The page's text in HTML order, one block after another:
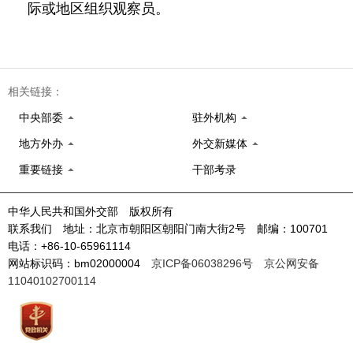
际或地区组织观察员。
相关链接：
中央部委 驻外机构
地方外办 外交新媒体
重要链接 干部考录
中华人民共和国外交部 版权所有
联系我们 地址：北京市朝阳区朝阳门南大街2号 邮编：100701
电话：+86-10-65961114
网站标识码：bm02000004 京ICP备06038296号
京公网安备
11040102700114